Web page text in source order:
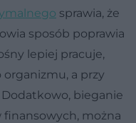
sprawia, że
sposób poprawia
lepiej pracuje,
organizmu, a przy
bieganie
finansowych, można